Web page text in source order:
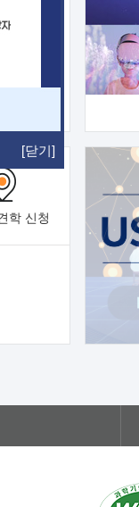
[닫기]
지원
기술
험실
학 신청